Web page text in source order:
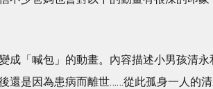
成「喊包」的動畫。內容描述小男孩清
還是因為患病而離世……從此孤身一人的